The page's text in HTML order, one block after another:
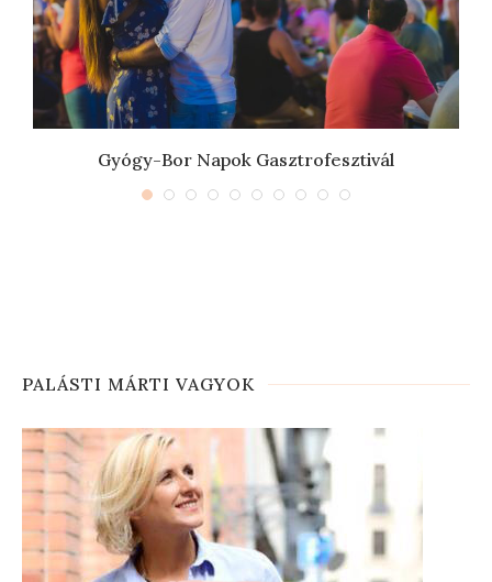
Gyógy-Bor Napok Gasztrofesztivál
PALÁSTI MÁRTI VAGYOK